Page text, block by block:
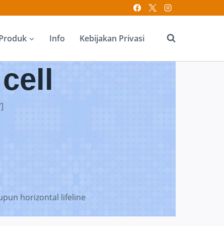
Info Kebijakan Privasi
horizontal lifeline